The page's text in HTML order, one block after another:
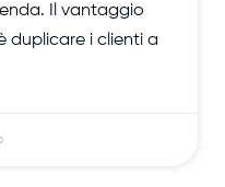
Il vantaggio
duplicare i clienti a